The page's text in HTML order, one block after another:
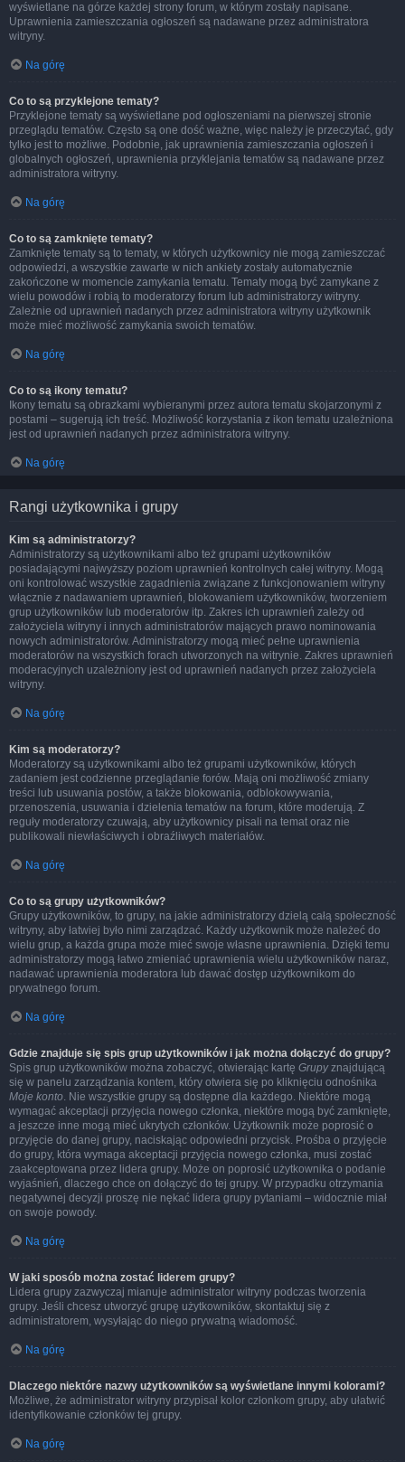
wyświetlane na górze każdej strony forum, w którym zostały napisane.
Uprawnienia zamieszczania ogłoszeń są nadawane przez administratora
witryny.
Na górę
Co to są przyklejone tematy?
Przyklejone tematy są wyświetlane pod ogłoszeniami na pierwszej stronie
przeglądu tematów. Często są one dość ważne, więc należy je przeczytać, gdy
tylko jest to możliwe. Podobnie, jak uprawnienia zamieszczania ogłoszeń i
globalnych ogłoszeń, uprawnienia przyklejania tematów są nadawane przez
administratora witryny.
Na górę
Co to są zamknięte tematy?
Zamknięte tematy są to tematy, w których użytkownicy nie mogą zamieszczać
odpowiedzi, a wszystkie zawarte w nich ankiety zostały automatycznie
zakończone w momencie zamykania tematu. Tematy mogą być zamykane z
wielu powodów i robią to moderatorzy forum lub administratorzy witryny.
Zależnie od uprawnień nadanych przez administratora witryny użytkownik
może mieć możliwość zamykania swoich tematów.
Na górę
Co to są ikony tematu?
Ikony tematu są obrazkami wybieranymi przez autora tematu skojarzonymi z
postami – sugerują ich treść. Możliwość korzystania z ikon tematu uzależniona
jest od uprawnień nadanych przez administratora witryny.
Na górę
Rangi użytkownika i grupy
Kim są administratorzy?
Administratorzy są użytkownikami albo też grupami użytkowników
posiadającymi najwyższy poziom uprawnień kontrolnych całej witryny. Mogą
oni kontrolować wszystkie zagadnienia związane z funkcjonowaniem witryny
włącznie z nadawaniem uprawnień, blokowaniem użytkowników, tworzeniem
grup użytkowników lub moderatorów itp. Zakres ich uprawnień zależy od
założyciela witryny i innych administratorów mających prawo nominowania
nowych administratorów. Administratorzy mogą mieć pełne uprawnienia
moderatorów na wszystkich forach utworzonych na witrynie. Zakres uprawnień
moderacyjnych uzależniony jest od uprawnień nadanych przez założyciela
witryny.
Na górę
Kim są moderatorzy?
Moderatorzy są użytkownikami albo też grupami użytkowników, których
zadaniem jest codzienne przeglądanie forów. Mają oni możliwość zmiany
treści lub usuwania postów, a także blokowania, odblokowywania,
przenoszenia, usuwania i dzielenia tematów na forum, które moderują. Z
reguły moderatorzy czuwają, aby użytkownicy pisali na temat oraz nie
publikowali niewłaściwych i obraźliwych materiałów.
Na górę
Co to są grupy użytkowników?
Grupy użytkowników, to grupy, na jakie administratorzy dzielą całą społeczność
witryny, aby łatwiej było nimi zarządzać. Każdy użytkownik może należeć do
wielu grup, a każda grupa może mieć swoje własne uprawnienia. Dzięki temu
administratorzy mogą łatwo zmieniać uprawnienia wielu użytkowników naraz,
nadawać uprawnienia moderatora lub dawać dostęp użytkownikom do
prywatnego forum.
Na górę
Gdzie znajduje się spis grup użytkowników i jak można dołączyć do grupy?
Spis grup użytkowników można zobaczyć, otwierając kartę Grupyznajdującą
się w panelu zarządzania kontem, który otwiera się po kliknięciu odnośnika
Moje konto. Nie wszystkie grupy są dostępne dla każdego. Niektóre mogą
wymagać akceptacji przyjęcia nowego członka, niektóre mogą być zamknięte,
a jeszcze inne mogą mieć ukrytych członków. Użytkownik może poprosić o
przyjęcie do danej grupy, naciskając odpowiedni przycisk. Prośba o przyjęcie
do grupy, która wymaga akceptacji przyjęcia nowego członka, musi zostać
zaakceptowana przez lidera grupy. Może on poprosić użytkownika o podanie
wyjaśnień, dlaczego chce on dołączyć do tej grupy. W przypadku otrzymania
negatywnej decyzji proszę nie nękać lidera grupy pytaniami – widocznie miał
on swoje powody.
Na górę
W jaki sposób można zostać liderem grupy?
Lidera grupy zazwyczaj mianuje administrator witryny podczas tworzenia
grupy. Jeśli chcesz utworzyć grupę użytkowników, skontaktuj się z
administratorem, wysyłając do niego prywatną wiadomość.
Na górę
Dlaczego niektóre nazwy użytkowników są wyświetlane innymi kolorami?
Możliwe, że administrator witryny przypisał kolor członkom grupy, aby ułatwić
identyfikowanie członków tej grupy.
Na górę